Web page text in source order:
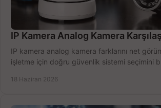
IP Kamera Analog Kamera
IP kamera analog kamera farklarını net
işletme için doğru güvenlik sistemi seçimini
18 Haziran 2026